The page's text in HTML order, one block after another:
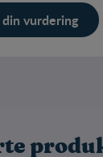
vurdering